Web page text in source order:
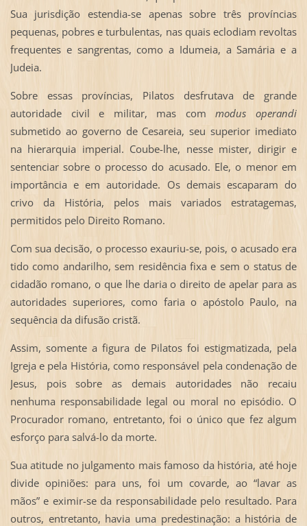
Sua jurisdição estendia-se apenas sobre três províncias
pequenas, pobres e turbulentas, nas quais eclodiam revoltas
frequentes e sangrentas, como a Idumeia, a Samária e a
Judeia.
Sobre essas províncias, Pilatos desfrutava de grande
autoridade civil e militar, mas commodus operandi
submetido ao governo de Cesareia, seu superior imediato
na hierarquia imperial. Coube-lhe, nesse mister, dirigir e
sentenciar sobre o processo do acusado. Ele, o menor em
importância e em autoridade. Os demais escaparam do
crivo da História, pelos mais variados estratagemas,
permitidos pelo Direito Romano.
Com sua decisão, o processo exauriu-se, pois, o acusado era
tido como andarilho, sem residência fixa e sem o status de
cidadão romano, o que lhe daria o direito de apelar para as
autoridades superiores, como faria o apóstolo Paulo, na
sequência da difusão cristã.
Assim, somente a figura de Pilatos foi estigmatizada, pela
Igreja e pela História, como responsável pela condenação de
Jesus, pois sobre as demais autoridades não recaiu
nenhuma responsabilidade legal ou moral no episódio. O
Procurador romano, entretanto, foi o único que fez algum
esforço para salvá-lo da morte.
Sua atitude no julgamento mais famoso da história, até hoje
divide opiniões: para uns, foi um covarde, ao “lavar as
mãos” e eximir-se da responsabilidade pelo resultado. Para
outros, entretanto, havia uma predestinação: a história de